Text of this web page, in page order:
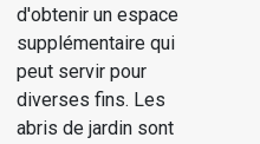
d'obtenir un espace
supplémentaire qui
peut servir pour
diverses fins. Les
abris de jardin sont